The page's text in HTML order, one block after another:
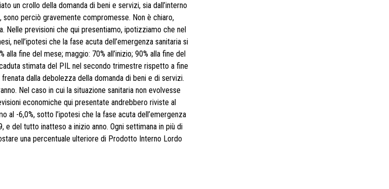
un crollo della domanda di beni e servizi, sia dall’interno
perciò gravemente compromesse. Non è chiaro,
Nelle previsioni che qui presentiamo, ipotizziamo che nel
nell’ipotesi che la fase acuta dell’emergenza sanitaria si
fine del mese; maggio: 70% all’inizio; 90% alla fine del
stimata del PIL nel secondo trimestre rispetto a fine
dalla debolezza della domanda di beni e di servizi.
Nel caso in cui la situazione sanitaria non evolvesse
economiche qui presentate andrebbero riviste al
al -6,0%, sotto l’ipotesi che la fase acuta dell’emergenza
del tutto inatteso a inizio anno. Ogni settimana in più di
una percentuale ulteriore di Prodotto Interno Lordo